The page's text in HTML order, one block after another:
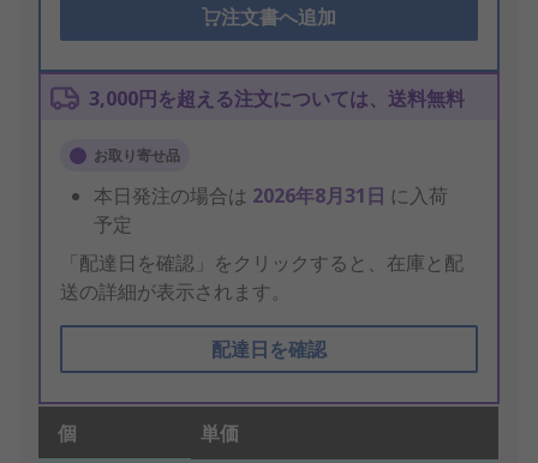
注文書へ追加
3,000円を超える注文については、送料無料
お取り寄せ品
本日発注の場合は 2026年8月31日 に入荷
予定
「配達日を確認」をクリックすると、在庫と配
送の詳細が表示されます。
配達日を確認
個 単価